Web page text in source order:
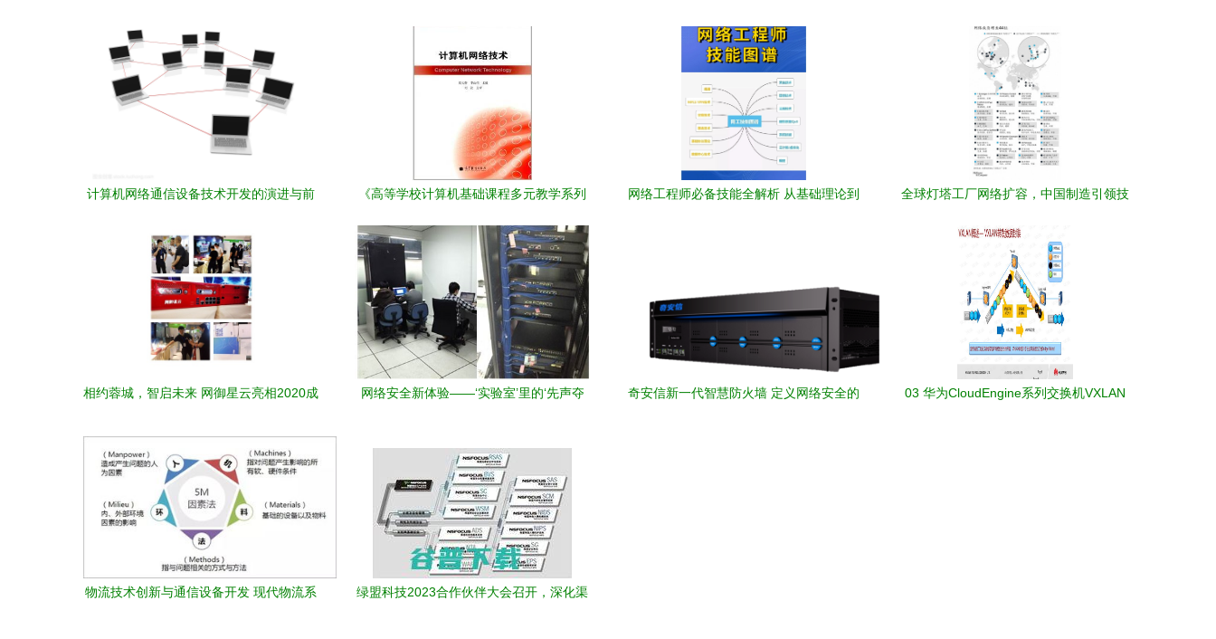
计算机网络通信设备技术开发的演进与前
《高等学校计算机基础课程多元教学系列
开发的基石与指南
网络工程师必备技能全解析 从基础理论到
全球灯塔工厂网络扩容，中国制造引领技
相约蓉城，智启未来 网御星云亮相2020成
网络安全新体验——‘实验室’里的‘先声夺
奇安信新一代智慧防火墙 定义网络安全的
03 华为CloudEngine系列交换机VXLAN
物流技术创新与通信设备开发 现代物流系
绿盟科技2023合作伙伴大会召开，深化渠